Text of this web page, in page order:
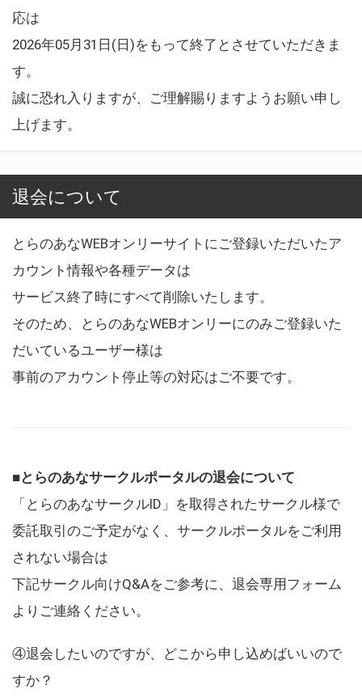
応は
2026年05月31日(日)をもって終了とさせていただきま
す。
誠に恐れ入りますが、ご理解賜りますようお願い申し
上げます。
退会について
とらのあなWEBオンリーサイトにご登録いただいたア
カウント情報や各種データは
サービス終了時にすべて削除いたします。
そのため、とらのあなWEBオンリーにのみご登録いた
だいているユーザー様は
事前のアカウント停止等の対応はご不要です。
■とらのあなサークルポータルの退会について
「とらのあなサークルID」を取得されたサークル様で
委託取引のご予定がなく、サークルポータルをご利用
されない場合は
下記サークル向けQ&Aをご参考に、退会専用フォーム
よりご連絡ください。
④退会したいのですが、どこから申し込めばいいので
すか？